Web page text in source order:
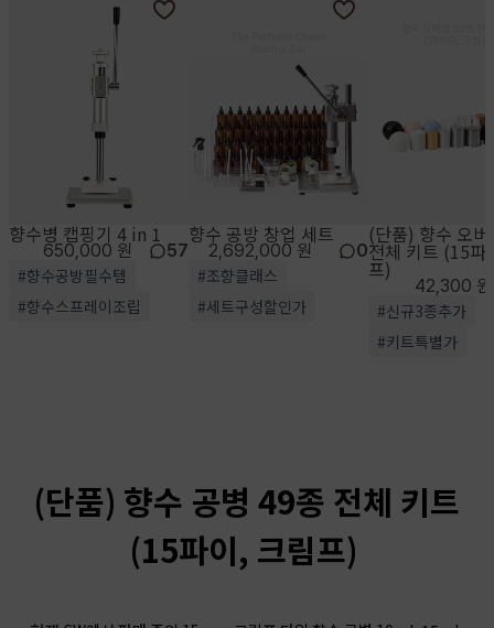
향수병 캡핑기 4 in 1
650,000 원 57
#향수공방필수템
#향수스프레이조립
향수 공방 창업 세트
2,692,000 원 0
#조향클래스
#세트구성할인가
(단품) 향수 오
전체 키트 (15파
프)
42,300 원
#신규3종추가
#키트특별가
(단품) 향수 공병 49종 전체 키트
(15파이, 크림프)